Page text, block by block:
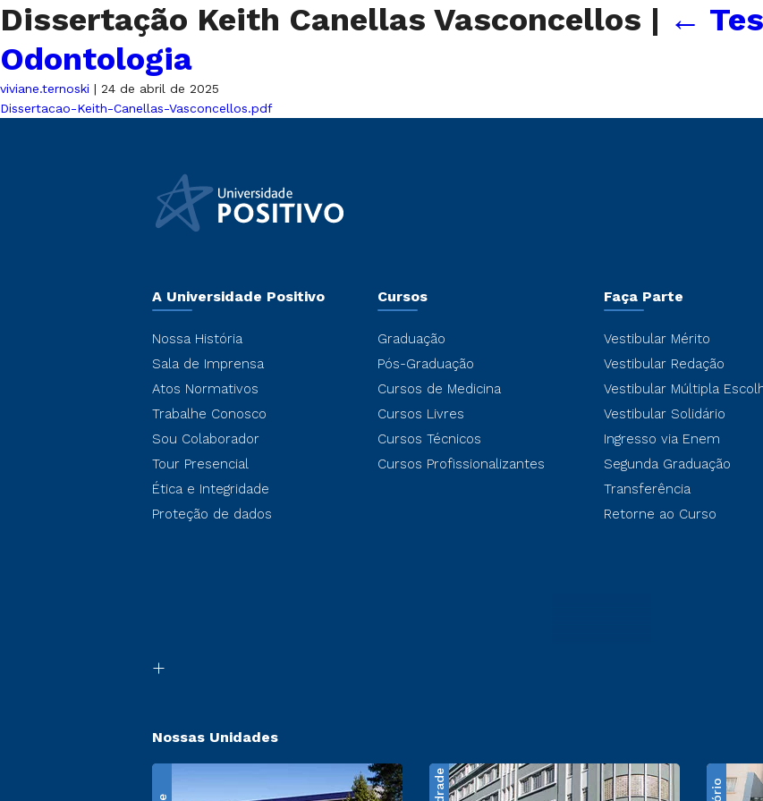
Dissertação Keith Canellas Vasconcellos | ←
Odontologia
viviane.ternoski | 24 de abril de 2025
Dissertacao-Keith-Canellas-Vasconcellos.pdf
A Universidade Positivo
Nossa História
Sala de Imprensa
Atos Normativos
Trabalhe Conosco
Sou Colaborador
Tour Presencial
Ética e Integridade
Proteção de dados
Cursos
Graduação
Pós-Graduação
Cursos de Medicina
Cursos Livres
Cursos Técnicos
Cursos Profissionalizantes
Faça Parte
Vestibular Mérito
Vestibular Redação
Vestibular Múltipla
Vestibular Solidário
Ingresso via Enem
Segunda Graduação
Transferência
Retorne ao Curso
Nossas Unidades